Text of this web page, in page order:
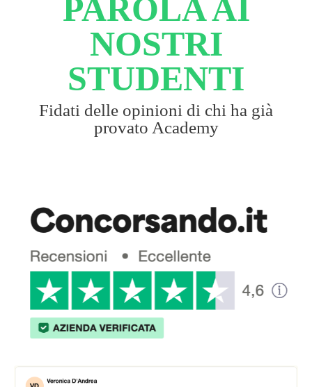
PAROLA AI
NOSTRI
STUDENTI
Fidati delle opinioni di chi ha già
provato Academy